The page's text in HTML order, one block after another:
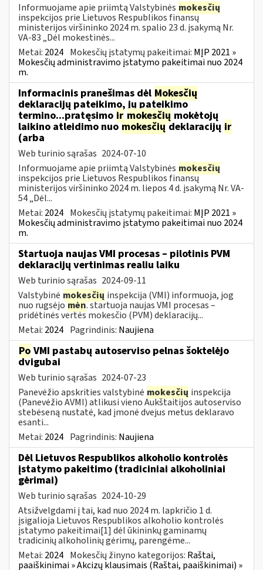
Informuojame apie priimtą Valstybinės mokesčių
inspekcijos prie Lietuvos Respublikos finansų
ministerijos viršininko 2024 m. spalio 23 d. įsakymą Nr.
VA-83 „Dėl mokestinės...
Metai: 2024 Mokesčių įstatymų pakeitimai: MĮP 2021 »
Mokesčių administravimo įstatymo pakeitimai nuo 2024
m.
Informacinis pranešimas dėl Mokesčių
deklaracijų pateikimo, jų pateikimo
termino...pratęsimo ir mokesčių mokėtojų
laikino atleidimo nuomokesčiųdeklaracijų ir
(arba
Web turinio sąrašas 2024-07-10
Informuojame apie priimtą Valstybinės mokesčių
inspekcijos prie Lietuvos Respublikos finansų
ministerijos viršininko 2024 m. liepos 4 d. įsakymą Nr. VA-
54 „Dėl...
Metai: 2024 Mokesčių įstatymų pakeitimai: MĮP 2021 »
Mokesčių administravimo įstatymo pakeitimai nuo 2024
m.
Startuoja naujas VMI procesas – pilotinis PVM
deklaracijų vertinimas realiu laiku
Web turinio sąrašas 2024-09-11
Valstybinė mokesčių inspekcija (VMI) informuoja, jog
nuo rugsėjomėn. startuoja naujas VMI procesas –
pridėtinės vertės mokesčio (PVM) deklaracijų...
Metai: 2024 Pagrindinis: Naujiena
Po VMI pastabų autoserviso pelnas šoktelėjo
dvigubai
Web turinio sąrašas 2024-07-23
Panevėžio apskrities valstybinė mokesčių inspekcija
(Panevėžio AVMI) atlikusi vieno Aukštaitijos autoserviso
stebėseną nustatė, kad įmonė dvejus metus deklaravo
esanti...
Metai: 2024 Pagrindinis: Naujiena
Dėl Lietuvos Respublikos alkoholio kontrolės
įstatymo pakeitimo (tradiciniai alkoholiniai
gėrimai)
Web turinio sąrašas 2024-10-29
Atsižvelgdami į tai, kad nuo 2024 m. lapkričio 1 d.
įsigalioja Lietuvos Respublikos alkoholio kontrolės
įstatymo pakeitimai[1] dėl ūkininkų gaminamų
tradicinių alkoholinių gėrimų, parengėme...
Metai: 2024 Mokesčių žinyno kategorijos: Raštai,
paaiškinimai » Akcizų klausimais (Raštai, paaiškinimai) »